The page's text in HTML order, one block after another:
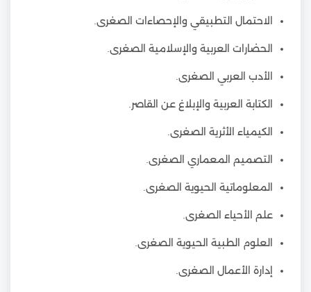
الاحتمال التطبيقي والإحصاءات الصغرى.
الحضارات العربية والإسلامية الصغرى.
الأدب العربي الصغرى.
الكتابة العربية والإبلاغ عن القاصر.
الكيمياء الأثرية الصغرى.
التصميم المعماري الصغرى.
المعلوماتية الحيوية الصغرى.
علم الأحياء الصغرى.
العلوم الطبية الحيوية الصغرى.
إدارة الأعمال الصغرى.